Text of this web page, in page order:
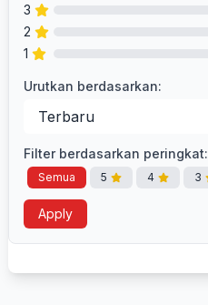
3
2
1
Urutkan berdasarkan:
Filter berdasarkan peringkat:
Semua 5 4 3
Apply